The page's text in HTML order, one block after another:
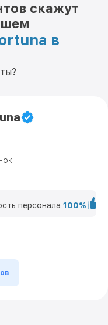
скажут
в
персонала 100%